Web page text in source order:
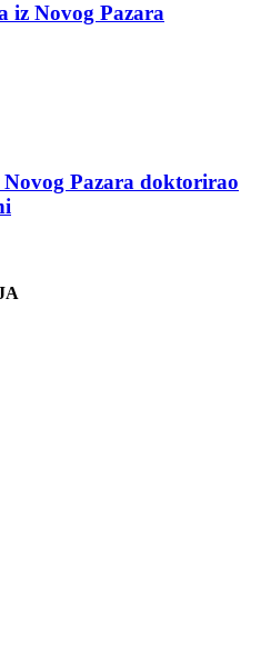
iz Novog Pazara
Pazara doktorirao